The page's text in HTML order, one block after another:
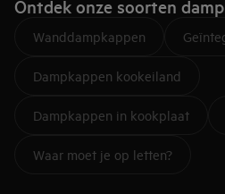
Ontdek onze soorten
Wanddampkappen
Dampkappen kookeiland
Dampkappen in kookplaat
Waar moet je op letten?